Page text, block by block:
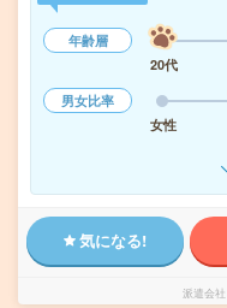
年齢層
20代
男女比率
女性
気になる!
派遣会社